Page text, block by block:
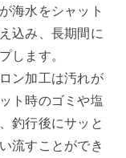
海水をシャット
込み、長期間に
します。
ン加工は汚れが
ト時のゴミや塩
釣行後にサッと
流すことができ